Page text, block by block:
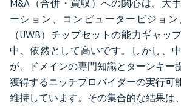
M&A（合併・買収）への関心は、大
ーション、コンピュータービジョ
（UWB）チップセットの能力ギャッ
中、依然として高いです。しかし、
が、ドメインの専門知識とターンキー
獲得するニッチプロバイダーの実行可
維持しています。その集合的な結果は